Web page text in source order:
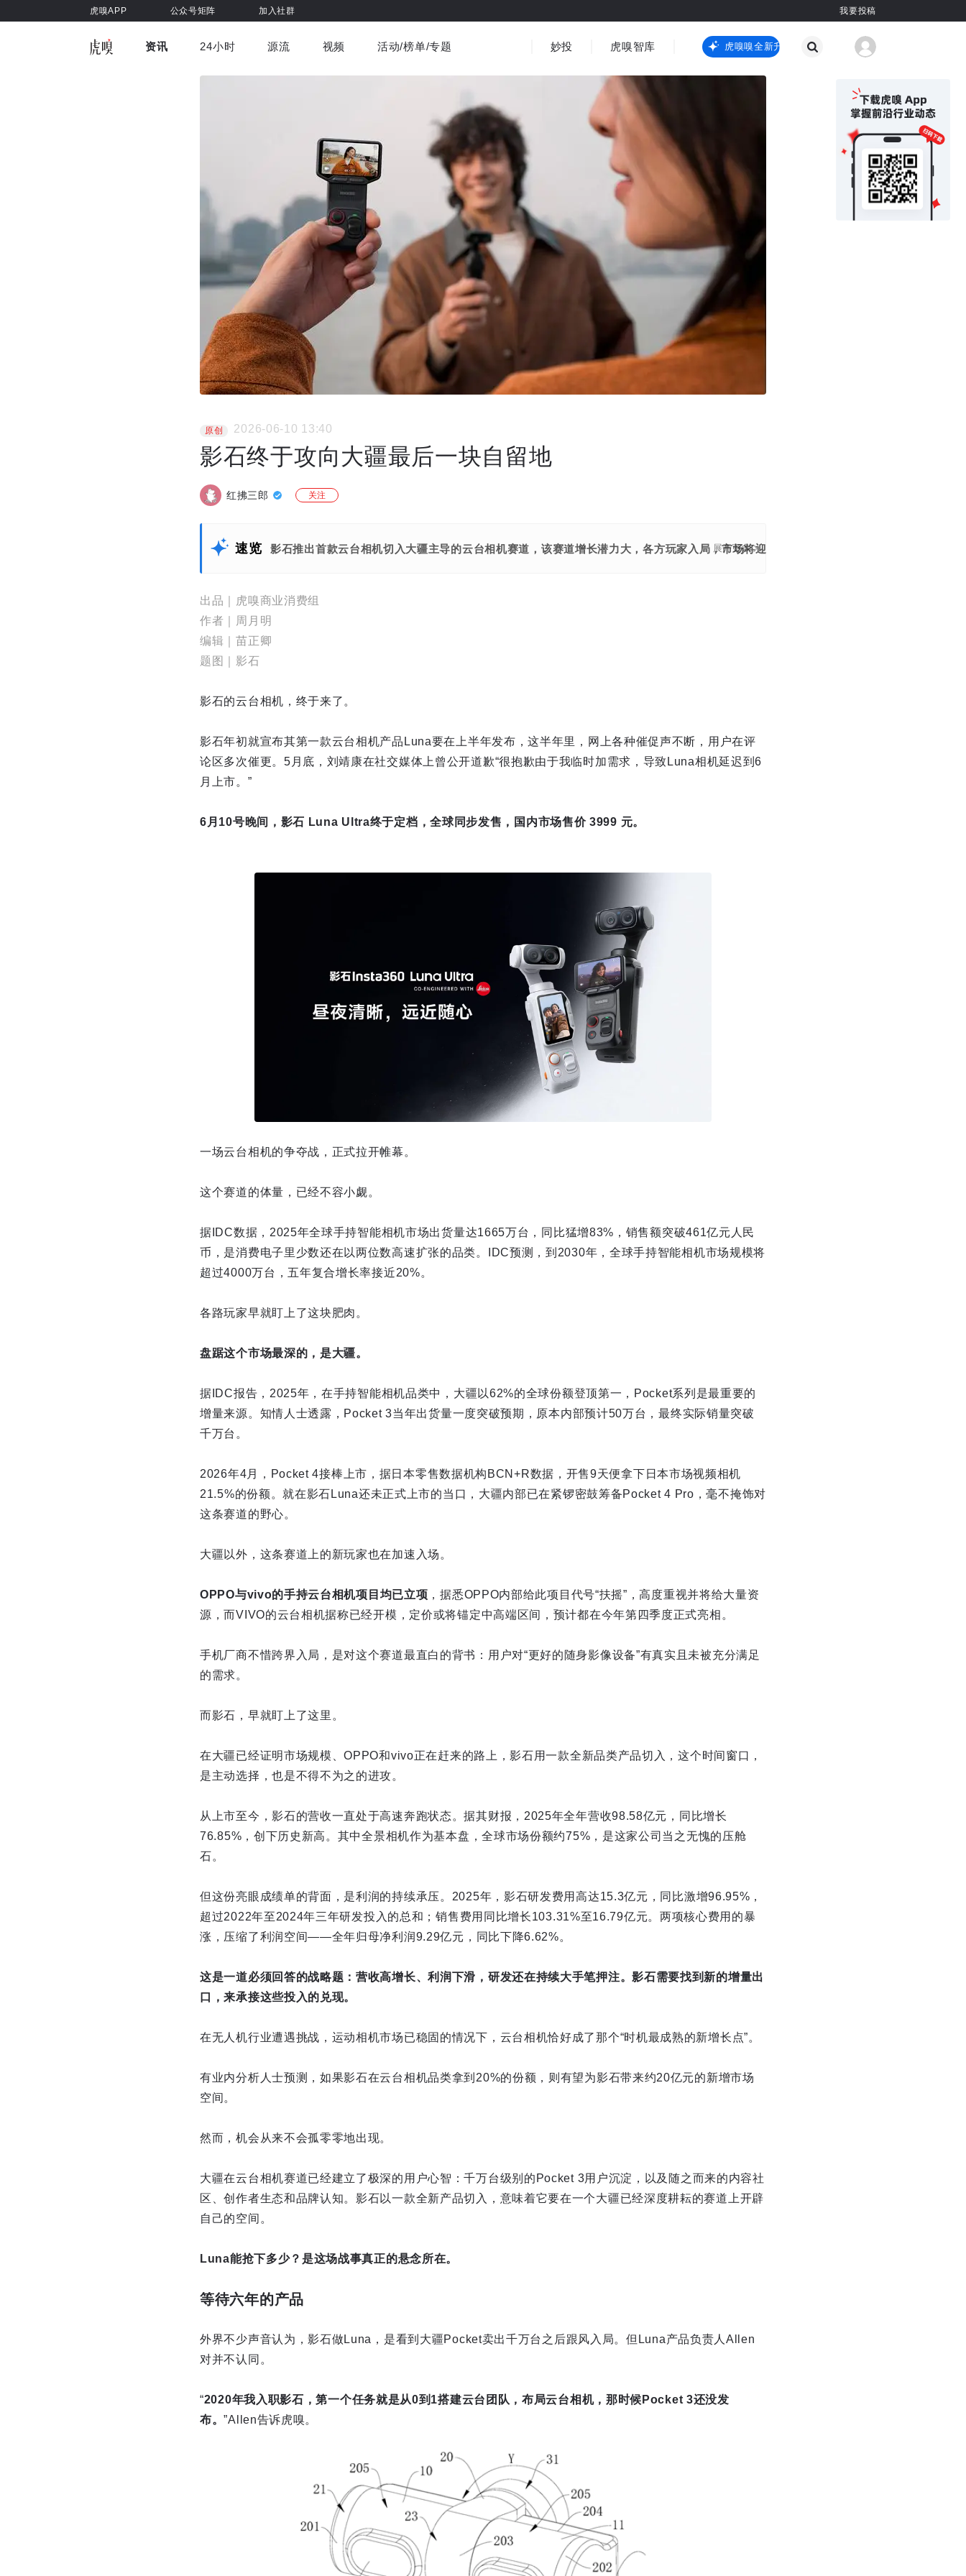
虎嗅APP 公众号矩阵 加入社群 我要投稿
资讯
车与出行 商业消费 社会文化 金融财经 出海
国际热点
3C数码
24小时 源流 视频 活动/榜单/专题 妙投 虎嗅智库 虎嗅嗅全新升级 虎嗅嗅全新升级
原创 2026-06-10 13:40
影石终于攻向大疆最后一块自留地
红拂三郎 关注
速览 影石推出首款云台相机切入大疆主导的云台相机赛道，该赛道增长潜力大，各方玩家入局，市场将迎来多维度竞争。
展开更多
出品｜虎嗅商业消费组
作者｜周月明
编辑｜苗正卿
题图｜影石
影石的云台相机，终于来了。
影石年初就宣布其第一款云台相机产品Luna要在上半年发布，这半年里，网上各种催促声不断，用户在评
论区多次催更。5月底，刘靖康在社交媒体上曾公开道歉“很抱歉由于我临时加需求，导致Luna相机延迟到6
月上市。”
6月10号晚间，影石 Luna Ultra终于定档，全球同步发售，国内市场售价 3999 元。
一场云台相机的争夺战，正式拉开帷幕。
这个赛道的体量，已经不容小觑。
据IDC数据，2025年全球手持智能相机市场出货量达1665万台，同比猛增83%，销售额突破461亿元人民
币，是消费电子里少数还在以两位数高速扩张的品类。IDC预测，到2030年，全球手持智能相机市场规模将
超过4000万台，五年复合增长率接近20%。
各路玩家早就盯上了这块肥肉。
盘踞这个市场最深的，是大疆。
据IDC报告，2025年，在手持智能相机品类中，大疆以62%的全球份额登顶第一，Pocket系列是最重要的
增量来源。知情人士透露，Pocket 3当年出货量一度突破预期，原本内部预计50万台，最终实际销量突破
千万台。
2026年4月，Pocket 4接棒上市，据日本零售数据机构BCN+R数据，开售9天便拿下日本市场视频相机
21.5%的份额。就在影石Luna还未正式上市的当口，大疆内部已在紧锣密鼓筹备Pocket 4 Pro，毫不掩饰对
这条赛道的野心。
大疆以外，这条赛道上的新玩家也在加速入场。
OPPO与vivo的手持云台相机项目均已立项 ，据悉OPPO内部给此项目代号“扶摇”，高度重视并将给大量资
源，而VIVO的云台相机据称已经开模，定价或将锚定中高端区间，预计都在今年第四季度正式亮相。
手机厂商不惜跨界入局，是对这个赛道最直白的背书：用户对“更好的随身影像设备”有真实且未被充分满足
的需求。
而影石，早就盯上了这里。
在大疆已经证明市场规模、OPPO和vivo正在赶来的路上，影石用一款全新品类产品切入，这个时间窗口，
是主动选择，也是不得不为之的进攻。
从上市至今，影石的营收一直处于高速奔跑状态。据其财报，2025年全年营收98.58亿元，同比增长
76.85%，创下历史新高。其中全景相机作为基本盘，全球市场份额约75%，是这家公司当之无愧的压舱
石。
但这份亮眼成绩单的背面，是利润的持续承压。2025年，影石研发费用高达15.3亿元，同比激增96.95%，
超过2022年至2024年三年研发投入的总和；销售费用同比增长103.31%至16.79亿元。两项核心费用的暴
涨，压缩了利润空间——全年归母净利润9.29亿元，同比下降6.62%。
这是一道必须回答的战略题：营收高增长、利润下滑，研发还在持续大手笔押注。影石需要找到新的增量出
口，来承接这些投入的兑现。
在无人机行业遭遇挑战，运动相机市场已稳固的情况下，云台相机恰好成了那个“时机最成熟的新增长点”。
有业内分析人士预测，如果影石在云台相机品类拿到20%的份额，则有望为影石带来约20亿元的新增市场
空间。
然而，机会从来不会孤零零地出现。
大疆在云台相机赛道已经建立了极深的用户心智：千万台级别的Pocket 3用户沉淀，以及随之而来的内容社
区、创作者生态和品牌认知。影石以一款全新产品切入，意味着它要在一个大疆已经深度耕耘的赛道上开辟
自己的空间。
Luna能抢下多少？是这场战事真正的悬念所在。
等待六年的产品
外界不少声音认为，影石做Luna，是看到大疆Pocket卖出千万台之后跟风入局。但Luna产品负责人Allen
对并不认同。
“2020年我入职影石，第一个任务就是从0到1搭建云台团队，布局云台相机，那时候Pocket 3还没发
布。”Allen告诉虎嗅。